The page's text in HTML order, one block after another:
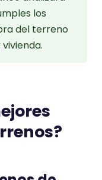
los
del terreno